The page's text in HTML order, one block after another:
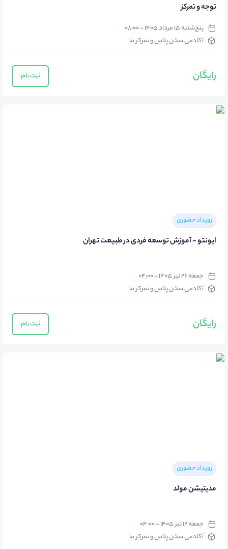
توجه و تمرکز
پنج‌شنبه ۱۵ مرداد ۱۴۰۵ - ۰۸:۰۰
آکادمی سخن پلاس و تمرکز ما
رایگان ثبت نام
رویداد حضوری
ایونتو - آموزش توسعه فردی در طبیعت تهران
جمعه ۲۶ تیر ۱۴۰۵ - ۰۴:۰۰
آکادمی سخن پلاس و تمرکز ما
رایگان ثبت نام
رویداد حضوری
مدیتیشن مولد
جمعه ۱۲ تیر ۱۴۰۵ - ۰۴:۰۰
آکادمی سخن پلاس و تمرکز ما